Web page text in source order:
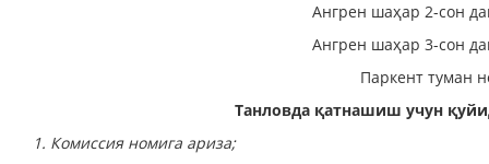
Ангрен шаҳар 2-сон
Ангрен шаҳар 3-сон
Паркент туман
Танловда қатнашиш учун
1. Комиссия номига ариза;